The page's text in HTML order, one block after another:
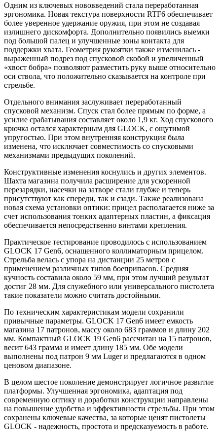
Одним из ключевых нововведений стала переработанная
эргономика. Новая текстура поверхности RTF6 обеспечивает
более уверенное удержание оружия, при этом не создавая
излишнего дискомфорта. Дополнительно появились выемки
под большой палец и улучшенные зоны контакта для
поддержки хвата. Геометрия рукоятки также изменилась -
выраженный подрез под спусковой скобой и увеличенный
«хвост бобра» позволяют разместить руку выше относительно
оси ствола, что положительно сказывается на контроле при
стрельбе.
Отдельного внимания заслуживает переработанный
спусковой механизм. Спуск стал более прямым по форме, а
усилие срабатывания составляет около 1,9 кг. Ход спускового
крючка остался характерным для GLOCK, с ощутимой
упругостью. При этом внутренняя конструкция была
изменена, что исключает совместимость со спусковыми
механизмами предыдущих поколений.
Конструктивные изменения коснулись и других элементов.
Шахта магазина получила расширение для ускоренной
перезарядки, насечки на затворе стали глубже и теперь
присутствуют как спереди, так и сзади. Также реализована
новая схема установки оптики: прицел располагается ниже за
счет использования тонких адаптерных пластин, а фиксация
обеспечивается непосредственно винтами крепления.
Практическое тестирование проводилось с использованием
GLOCK 17 Gen6, оснащенного коллиматорным прицелом.
Стрельба велась с упора на дистанции 25 метров с
применением различных типов боеприпасов. Средняя
кучность составила около 59 мм, при этом лучший результат
достиг 28 мм. Для служебного или универсального пистолета
такие показатели можно считать достойными.
По техническим характеристикам модели сохранили
привычные параметры. GLOCK 17 Gen6 имеет емкость
магазина 17 патронов, массу около 683 граммов и длину 202
мм. Компактный GLOCK 19 Gen6 рассчитан на 15 патронов,
весит 643 грамма и имеет длину 185 мм. Обе модели
выполнены под патрон 9 мм Luger и предлагаются в одном
ценовом диапазоне.
В целом шестое поколение демонстрирует логичное развитие
платформы. Улучшенная эргономика, адаптация под
современную оптику и доработки конструкции направлены
на повышение удобства и эффективности стрельбы. При этом
сохранены ключевые качества, за которые ценят пистолеты
GLOCK - надежность, простота и предсказуемость в работе.